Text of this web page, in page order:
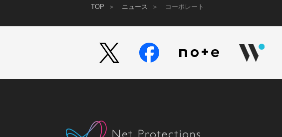
TOP ニュース コーポレート